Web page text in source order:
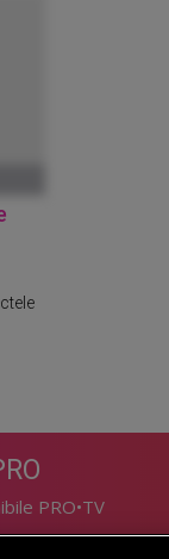
PRO•TV